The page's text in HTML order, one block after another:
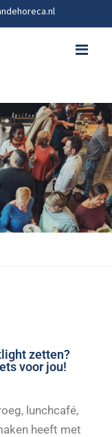
zetten?
voor jou!
lunchcafé,
heeft met